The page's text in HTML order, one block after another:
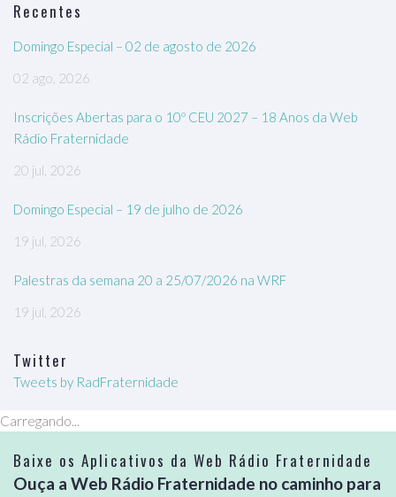
Recentes
Domingo Especial – 02 de agosto de 2026
02 ago, 2026
Inscrições Abertas para o 10º CEU 2027 – 18 Anos da Web
Rádio Fraternidade
20 jul, 2026
Domingo Especial – 19 de julho de 2026
19 jul, 2026
Palestras da semana 20 a 25/07/2026 na WRF
19 jul, 2026
Twitter
Tweets by RadFraternidade
Carregando...
Baixe os Aplicativos da Web Rádio Fraternidade
Ouça a Web Rádio Fraternidade no caminho para